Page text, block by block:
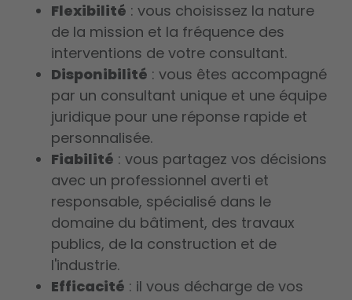
Flexibilité : vous choisissez la nature
de la mission et la fréquence des
interventions de votre consultant.
Disponibilité : vous êtes accompagné
par un consultant unique et une équipe
juridique pour une réponse rapide et
personnalisée.
Fiabilité : vous partagez vos décisions
avec un professionnel averti et
responsable, spécialisé dans le
domaine du bâtiment, des travaux
publics, de la construction et de
l'industrie.
Efficacité : il vous décharge de vos